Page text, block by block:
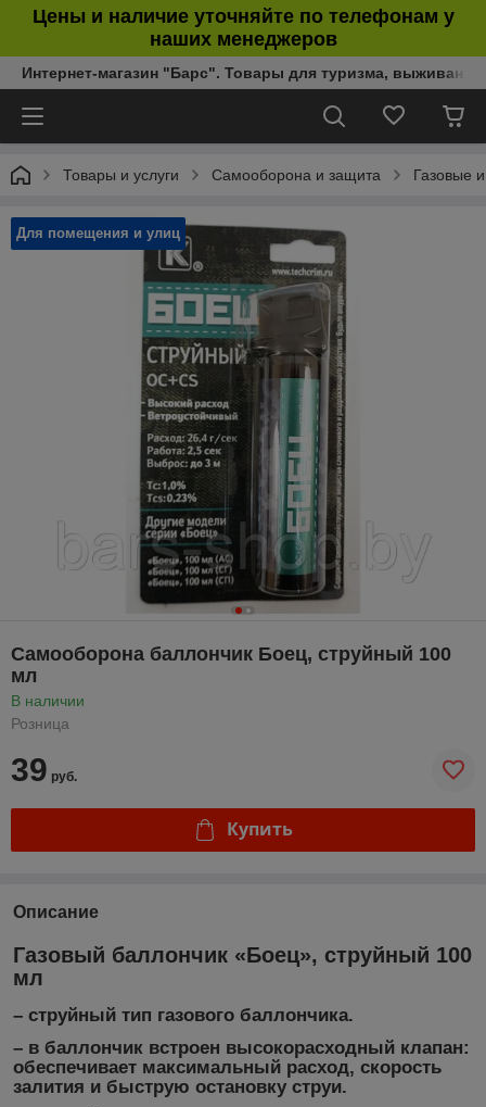
Цены и наличие уточняйте по телефонам у
наших менеджеров
Интернет-магазин "Барс". Товары для туризма,
Товары и услуги Самооборона и защита Газовые
Для помещения и улиц
Самооборона баллончик Боец, струйный 100
мл
В наличии
Розница
39 руб.
Купить
Описание
Газовый баллончик «Боец», струйный 100
мл
– струйный тип газового баллончика.
– в баллончик встроен высокорасходный клапан:
обеспечивает максимальный расход, скорость
залития и быструю остановку струи.